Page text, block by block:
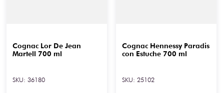
Cognac Lor De Jean
Martell 700 ml
SKU: 36180
Cognac Hennessy Paradis
con Estuche 700 ml
SKU: 25102